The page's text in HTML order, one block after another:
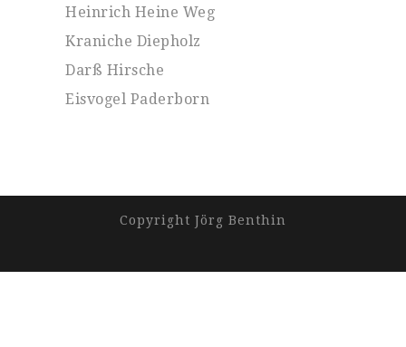
Heinrich Heine Weg
Kraniche Diepholz
Darß Hirsche
Eisvogel Paderborn
Copyright Jörg Benthin